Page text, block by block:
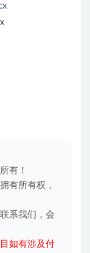
有！
有所有权，
系我们，会
如有涉及付